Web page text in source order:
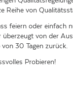
Reihe von
feiern oder einfach
überzeugt von der
30 Tagen zurück.
Probieren!